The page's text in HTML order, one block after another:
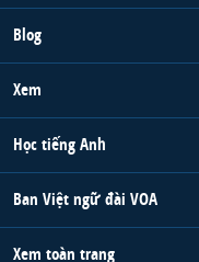
Blog
Xem
Học tiếng Anh
Ban Việt ngữ đài VOA
Xem toàn trang